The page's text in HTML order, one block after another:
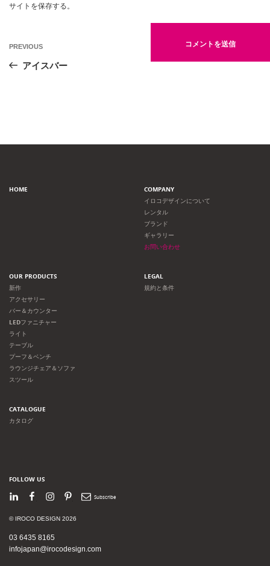
サイトを保存する。
投
稿
ゲ
シ
Previous
PREVIOUS
アイスバー
HOME
COMPANY
イロコデザインについて
レンタル
ブランド
ギャラリー
お問い合わせ
OUR PRODUCTS
新作
アクセサリー
バー＆カウンター
LEDファニチャー
ライト
テーブル
プーフ＆ベンチ
ラウンジチェア＆ソファ
スツール
LEGAL
規約と条件
CATALOGUE
カタログ
FOLLOW US
LinkedInFacebook
Instagram
PinterestNewsletter
© IROCO DESIGN 2026
03 6435 8165
infojapan@irocodesign.com